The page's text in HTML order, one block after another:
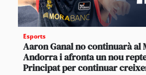
Esports
Aaron Ganal no continuarà al
Andorra i afronta un nou
Principat per continuar